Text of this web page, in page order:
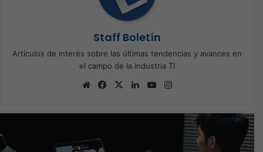
Staff Boletín
Artículos de interés sobre las últimas tendencias y avances en
el campo de la Industria TI
Sitio
Facebook
X LinkedInYouTube